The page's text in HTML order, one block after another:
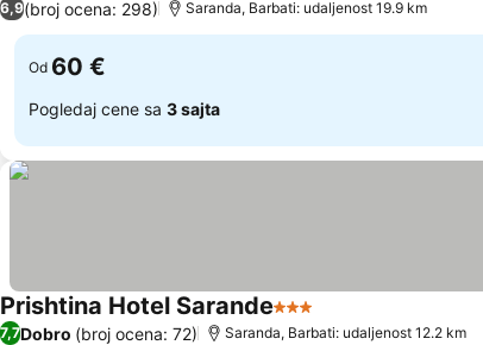
6,9(broj ocena: 298) Saranda, Barbati: udaljenost 19.9 km
Od 60 €
Pogledaj cene sa 3 sajta
Prishtina Hotel Sarande3 Zvezdice
7,7Dobro (broj ocena: 72) Saranda, Barbati: udaljenost 12.2 km